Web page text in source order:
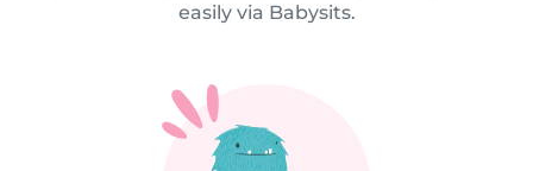
easily via Babysits.